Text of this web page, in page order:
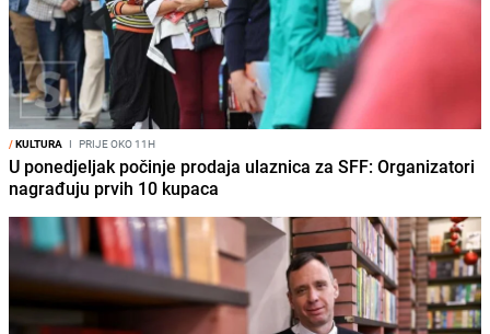
/KULTURA I PRIJE OKO 11H
U ponedjeljak počinje prodaja ulaznica za SFF: Organizatori
nagrađuju prvih 10 kupaca